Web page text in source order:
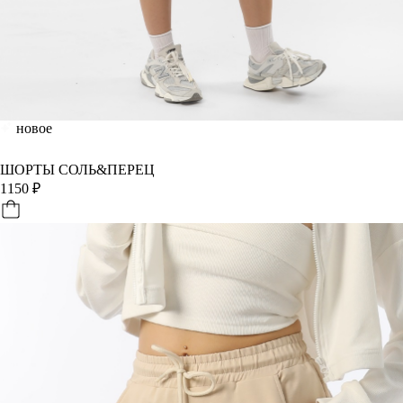
новое
ШОРТЫ СОЛЬ&ПЕРЕЦ
1150 ₽